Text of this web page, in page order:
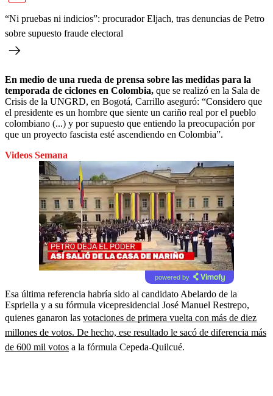
“Ni pruebas ni indicios”: procurador Eljach, tras denuncias de Petro
sobre supuesto fraude electoral
En medio de una rueda de prensa sobre las medidas para la
temporada de ciclones en Colombia, que se realizó en la Sala de
Crisis de la UNGRD, en Bogotá, Carrillo aseguró: “Considero que
el presidente es un hombre que siente un cariño real por el pueblo
colombiano (...) y por supuesto que entiendo la preocupación por
que un proyecto fascista esté ascendiendo en Colombia”.
Videos Semana
powered by
Esa última referencia habría sido al candidato Abelardo de la
Espriella y a su fórmula vicepresidencial José Manuel Restrepo,
quienes ganaron las votaciones de primera vuelta con más de diez
millones de votos. De hecho, ese resultado le sacó de diferencia más
de 600 mil votos a la fórmula Cepeda-Quilcué.